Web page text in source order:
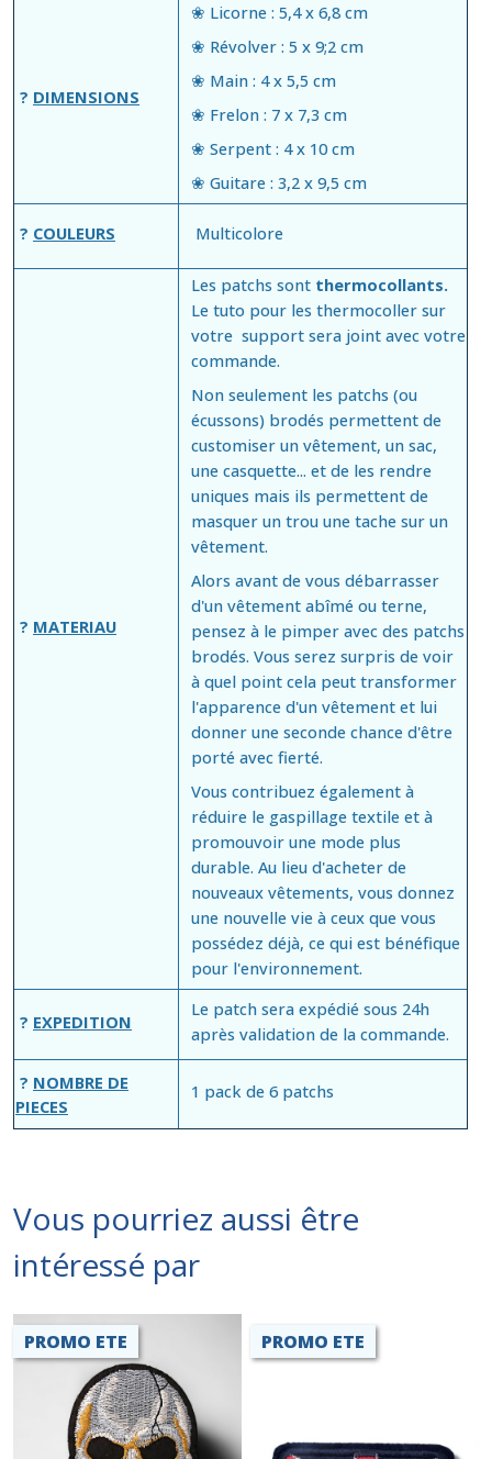
? DIMENSIONS
❀ Licorne : 5,4 x 6,8 cm
❀ Révolver : 5 x 9;2 cm
❀ Main : 4 x 5,5 cm
❀ Frelon : 7 x 7,3 cm
❀ Serpent : 4 x 10 cm
❀ Guitare : 3,2 x 9,5 cm
? COULEURS Multicolore
? MATERIAU
Les patchs sont thermocollants.
Le tuto pour les thermocoller sur
votre support sera joint avec votre
commande.
Non seulement les patchs (ou
écussons) brodés permettent de
customiser un vêtement, un sac,
une casquette... et de les rendre
uniques mais ils permettent de
masquer un trou une tache sur un
vêtement.
Alors avant de vous débarrasser
d'un vêtement abîmé ou terne,
pensez à le pimper avec des patchs
brodés. Vous serez surpris de voir
à quel point cela peut transformer
l'apparence d'un vêtement et lui
donner une seconde chance d'être
porté avec fierté.
Vous contribuez également à
réduire le gaspillage textile et à
promouvoir une mode plus
durable. Au lieu d'acheter de
nouveaux vêtements, vous donnez
une nouvelle vie à ceux que vous
possédez déjà, ce qui est bénéfique
pour l'environnement.
? EXPEDITION
Le patch sera expédié sous 24h
après validation de la commande.
? NOMBRE DE
PIECES
1 pack de 6 patchs
Vous pourriez aussi être
intéressé par
PROMO ETE PROMO ETE